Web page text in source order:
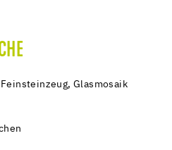
Glasmosaik